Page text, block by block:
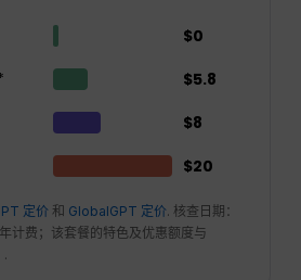
$0
$5.8
$8
$20
定价 和 GlobalGPT 定价. 核查日期：
计费；该套餐的特色及优惠额度与
.